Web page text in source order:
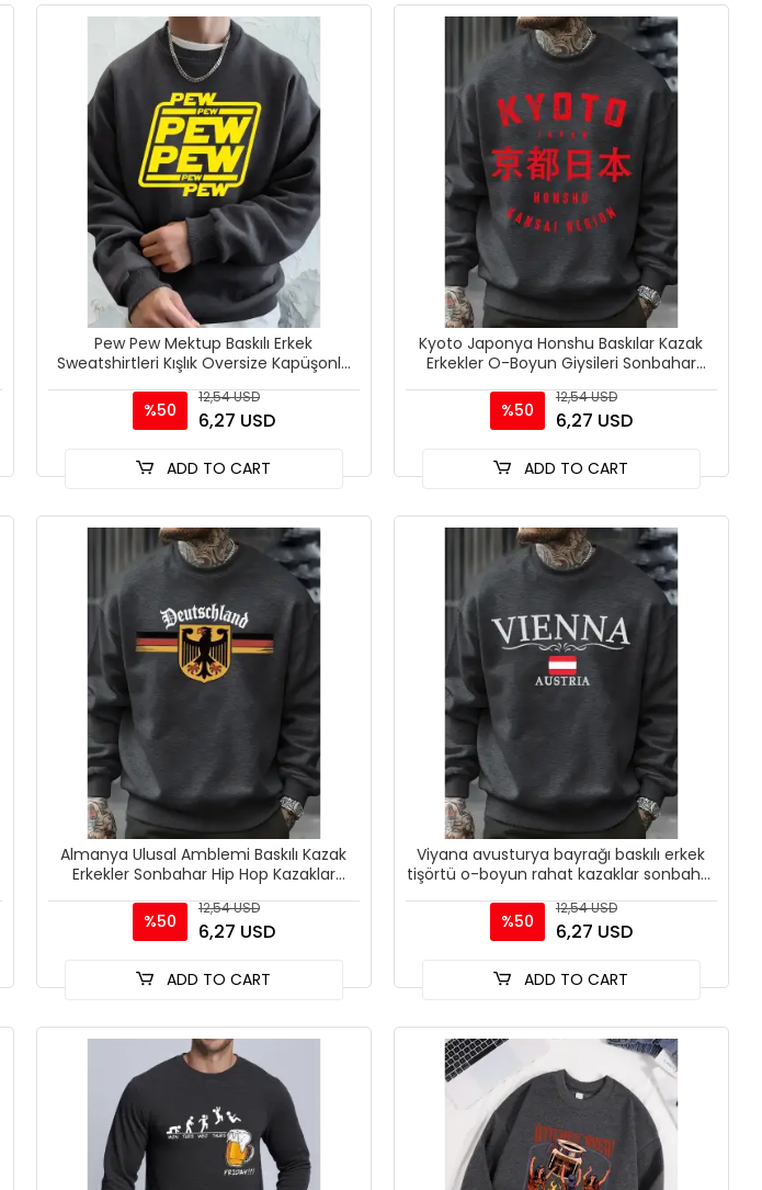
Pew Pew Mektup Baskılı Erkek
Sweatshirtleri Kışlık Oversize Kapüşonlu
%50
12,54 USD
6,27 USD
ADD TO CART
Kyoto Japonya Honshu Baskılar Kazak
Erkekler O-Boyun Giysileri Sonbahar
%50
12,54 USD
6,27 USD
ADD TO CART
Almanya Ulusal Amblemi Baskılı Kazak
Erkekler Sonbahar Hip Hop Kazaklar
%50
12,54 USD
6,27 USD
ADD TO CART
Viyana avusturya bayrağı baskılı erkek
tişörtü o-boyun rahat kazaklar sonbahar
%50
12,54 USD
6,27 USD
ADD TO CART